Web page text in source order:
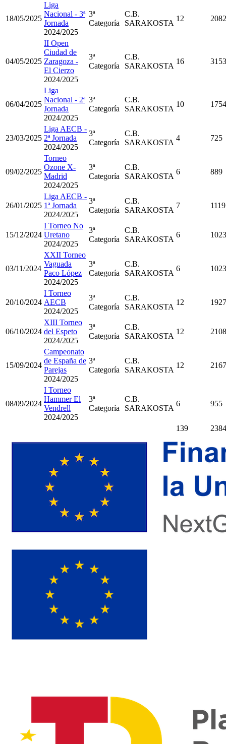
18/05/2025
Liga
Nacional - 3ª
Jornada
2024/2025
3ª
Categoría
C.B.
SARAKOSTA
12 2082
04/05/2025
II Open
Ciudad de
Zaragoza -
El Cierzo
2024/2025
3ª
Categoría
C.B.
SARAKOSTA
16 3153
06/04/2025
Liga
Nacional - 2ª
Jornada
2024/2025
3ª
Categoría
C.B.
SARAKOSTA
10 1754
23/03/2025
Liga AECB -
2ª Jornada
2024/2025
3ª
Categoría
C.B.
SARAKOSTA
4 725
09/02/2025
Torneo
Ozone X-
Madrid
2024/2025
3ª
Categoría
C.B.
SARAKOSTA
6 889
26/01/2025
Liga AECB -
1ª Jornada
2024/2025
3ª
Categoría
C.B.
SARAKOSTA
7 1119
15/12/2024
I Torneo No
Uretano
2024/2025
3ª
Categoría
C.B.
SARAKOSTA
6 1023
03/11/2024
XXII Torneo
Vaguada
Paco López
2024/2025
3ª
Categoría
C.B.
SARAKOSTA
6 1023
20/10/2024
I Torneo
AECB
2024/2025
3ª
Categoría
C.B.
SARAKOSTA
12 1927
06/10/2024
XIII Torneo
del Espeto
2024/2025
3ª
Categoría
C.B.
SARAKOSTA
12 2108
15/09/2024
Campeonato
de España de
Parejas
2024/2025
3ª
Categoría
C.B.
SARAKOSTA
12 2167
08/09/2024
I Torneo
Hammer El
Vendrell
2024/2025
3ª
Categoría
C.B.
SARAKOSTA
6 955
139